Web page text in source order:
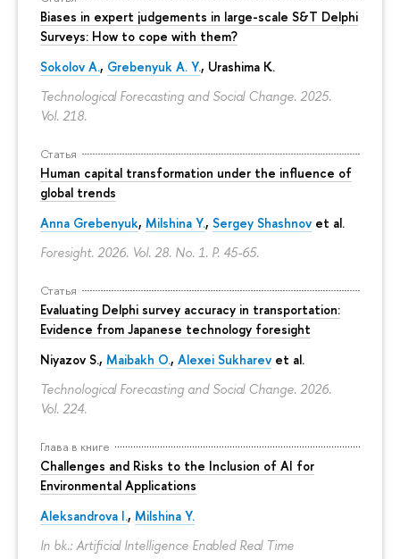
Biases in expert judgements in large-scale S&T Delphi
Surveys: How to cope with them?
Sokolov A., Grebenyuk A. Y., Urashima K.
Technological Forecasting and Social Change. 2025.
Vol. 218.
Статья
Human capital transformation under the influence of
global trends
Anna Grebenyuk, Milshina Y., Sergey Shashnov et al.
Foresight. 2026. Vol. 28. No. 1. P. 45-65.
Статья
Evaluating Delphi survey accuracy in transportation:
Evidence from Japanese technology foresight
Niyazov S., Maibakh O., Alexei Sukharev et al.
Technological Forecasting and Social Change. 2026.
Vol. 224.
Глава в книге
Challenges and Risks to the Inclusion of AI for
Environmental Applications
Aleksandrova I., Milshina Y.
In bk.: Artificial Intelligence Enabled Real Time